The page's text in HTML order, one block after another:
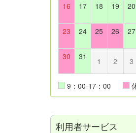
16 17 18 19 20
23 24 25 26 27
30 31 1 2 3
9：00-17：00
利用者サービス